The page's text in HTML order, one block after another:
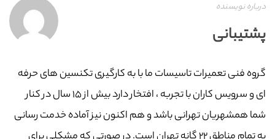
درباره نویسنده
پشتیبانی
گروه فنی تعمیرات تاسیسات ما با به‌ کارگیری تکنسین های حرفه
ای و سرویس کاران با تجربه ، افتخار دارد بیش از ۱۵ سال در کنار
شما همشهریان تهرانی باشد و هم اکنون نیز آماده خدمت رسانی